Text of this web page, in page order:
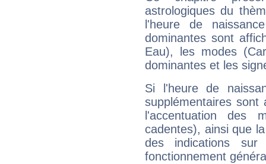
astrologiques du
l'heure de
dominantes sont
Eau), les modes
dominantes et les
Si l'heure de
supplémentaires sont
l'accentuation des
cadentes), ainsi que
des indications sur
fonctionnement